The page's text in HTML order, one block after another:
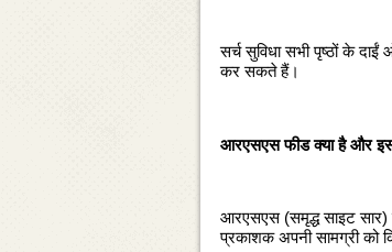
सर्च सुविधा सभी पृष्‍ठों के
कर सकते हैं।
आरएसएस फीड क्‍या है और
आरएसएस (समृद्ध साइट सार)
प्रकाशक अपनी सामग्री को